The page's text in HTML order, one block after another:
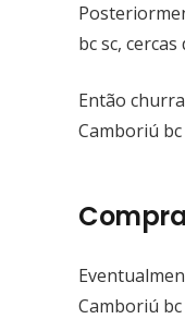
bc sc,
Então
Camboriú
Camboriú